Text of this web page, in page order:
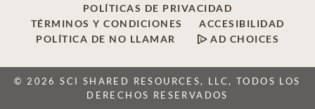
POLÍTICAS DE PRIVACIDAD
TÉRMINOS Y CONDICIONES
ACCESIBILIDAD
POLÍTICA DE NO LLAMAR
AD CHOICES
© 2026 SCI SHARED RESOURCES, LLC, TODOS LOS
DERECHOS RESERVADOS